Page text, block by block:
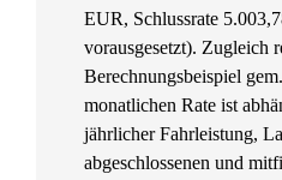
EUR, Schlussrate
vorausgesetzt). Zugleich
Berechnungsbeispiel
monatlichen Rate ist
jährlicher Fahrleistung,
abgeschlossenen und